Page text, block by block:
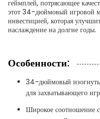
геймплей, потрясающее
этот 34-дюймовый игровой
инвестицией, которая
наслаждение на долгие годы.
Особенности:
34-дюймовый
для захватывающего
Широкое соотношение